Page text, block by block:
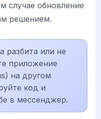
случае обновление
решением.
разбита или не
приложение
на другом
код и
в мессенджер.